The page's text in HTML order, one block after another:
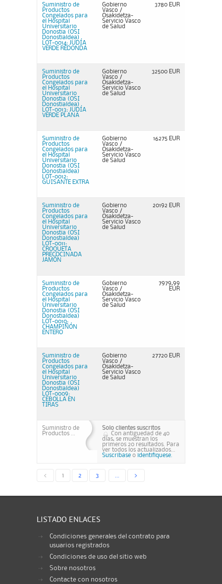
Suministro de
Productos
Congelados para
el Hospital
Universitario
Donostia (OSI
Donostialdea)
LOT-0014: JUDÍA
VERDE REDONDA
Gobierno
Vasco /
Osakidetza-
Servicio Vasco
de Salud
3780 EUR
Suministro de
Productos
Congelados para
el Hospital
Universitario
Donostia (OSI
Donostialdea)
LOT-0013: JUDÍA
VERDE PLANA
Gobierno
Vasco /
Osakidetza-
Servicio Vasco
de Salud
32500 EUR
Suministro de
Productos
Congelados para
el Hospital
Universitario
Donostia (OSI
Donostialdea)
LOT-0012:
GUISANTE EXTRA
Gobierno
Vasco /
Osakidetza-
Servicio Vasco
de Salud
16275 EUR
Suministro de
Productos
Congelados para
el Hospital
Universitario
Donostia (OSI
Donostialdea)
LOT-0011:
CROQUETA
PRECOCINADA
JAMÓN
Gobierno
Vasco /
Osakidetza-
Servicio Vasco
de Salud
20192 EUR
Suministro de
Productos
Congelados para
el Hospital
Universitario
Donostia (OSI
Donostialdea)
LOT-0010:
CHAMPIÑÓN
ENTERO
Gobierno
Vasco /
Osakidetza-
Servicio Vasco
de Salud
7979,99
EUR
Suministro de
Productos
Congelados para
el Hospital
Universitario
Donostia (OSI
Donostialdea)
LOT-0009:
CEBOLLA EN
TIRAS
Gobierno
Vasco /
Osakidetza-
Servicio Vasco
de Salud
27720 EUR
Suministro de
Productos ...
Solo clientes suscritos
Con antiguedad de 40
días, se muestran los
primeros 20 resultados. Para
ver todos los actualizados...
Suscribase o identifiquese.
< 1 2 3 >
LISTADO ENLACES
Condiciones generales del contrato para
usuarios registrados
Condiciones de uso del sitio web
Sobre nosotros
Contacte con nosotros